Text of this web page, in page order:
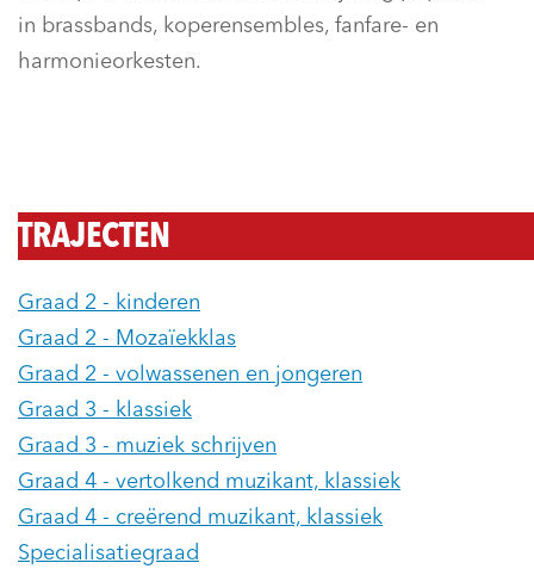
in brassbands, koperensembles, fanfare- en
harmonieorkesten.
TRAJECTEN
Graad 2 - kinderen
Graad 2 - Mozaïekklas
Graad 2 - volwassenen en jongeren
Graad 3 - klassiek
Graad 3 - muziek schrijven
Graad 4 - vertolkend muzikant, klassiek
Graad 4 - creërend muzikant, klassiek
Specialisatiegraad